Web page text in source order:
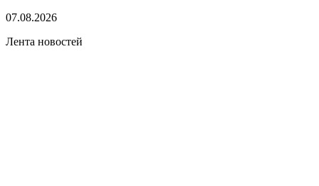
07.08.2026
Лента новостей